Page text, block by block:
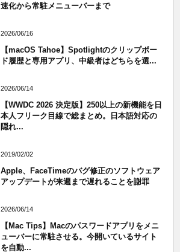
速化から常駐メニューバーまで
2026/06/16
【macOS Tahoe】Spotlightのクリップボー
ド履歴と専用アプリ、中級者はどちらを選...
2026/06/14
【WWDC 2026 決定版】250以上の新機能を日
本人フリーク目線で総まとめ。日本語対応の
隠れ...
2019/02/02
Apple、FaceTimeのバグ修正のソフトウェア
アップデートが来週まで遅れることを謝罪
2026/06/14
【Mac Tips】Macのパスワードアプリをメニ
ューバーに常駐させる。今開いているサイト
を自動...